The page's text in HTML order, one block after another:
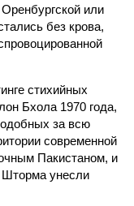
или
без крова,
стихийных
Бхола 1970 года,
за всю
современной
Пакистаном, и
Шторма унесли